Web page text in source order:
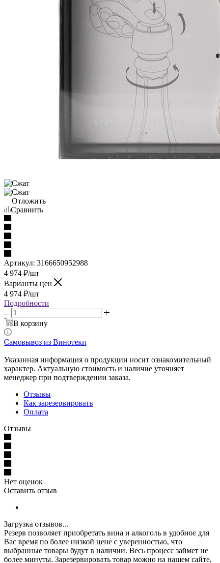
Отложить
Сравнить
Артикул: 3166650952988
4 974 ₽/шт
Варианты цен
4 974 ₽/шт
Подробности
В корзину
Самовывоз из Винотеки
Указанная информация о продукции носит ознакомительный
характер. Актуальную стоимость и наличие уточняет
менеджер при подтверждении заказа.
Отзывы
Как зарезервировать
Оплата
Отзывы
Нет оценок
Оставить отзыв
Загрузка отзывов...
Резерв позволяет приобретать вина и алкоголь в удобное для
Вас время по более низкой цене с уверенностью, что
выбранные товары будут в наличии. Весь процесс займет не
более минуты. Зарезервировать товар можно на нашем сайте,